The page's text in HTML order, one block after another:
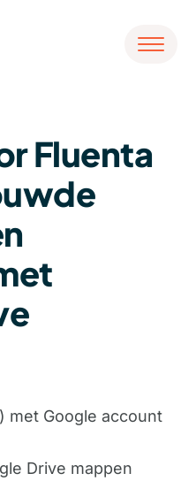
Fluenta
met Google account
Drive mappen